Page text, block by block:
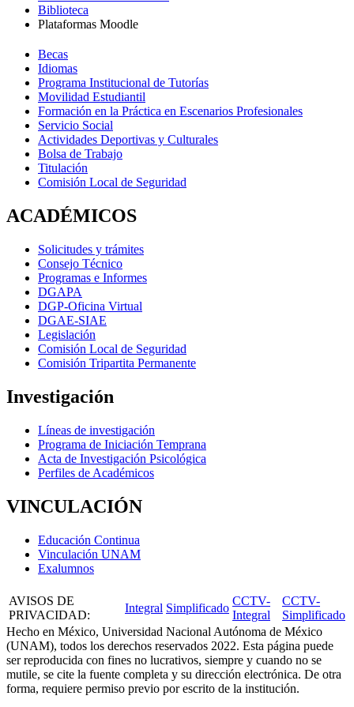
Biblioteca
Plataformas Moodle
Becas
Idiomas
Programa Institucional de Tutorías
Movilidad Estudiantil
Formación en la Práctica en Escenarios Profesionales
Servicio Social
Actividades Deportivas y Culturales
Bolsa de Trabajo
Titulación
Comisión Local de Seguridad
ACADÉMICOS
Solicitudes y trámites
Consejo Técnico
Programas e Informes
DGAPA
DGP-Oficina Virtual
DGAE-SIAE
Legislación
Comisión Local de Seguridad
Comisión Tripartita Permanente
Investigación
Líneas de investigación
Programa de Iniciación Temprana
Acta de Investigación Psicológica
Perfiles de Académicos
VINCULACIÓN
Educación Continua
Vinculación UNAM
Exalumnos
AVISOS DE
PRIVACIDAD:
Integral Simplificado
CCTV-
Integral
CCTV-
Simplificado
Hecho en México, Universidad Nacional Autónoma de México
(UNAM), todos los derechos reservados 2022. Esta página puede
ser reproducida con fines no lucrativos, siempre y cuando no se
mutile, se cite la fuente completa y su dirección electrónica. De otra
forma, requiere permiso previo por escrito de la institución.